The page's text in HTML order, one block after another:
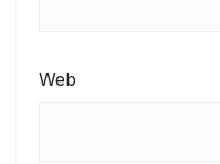
Web